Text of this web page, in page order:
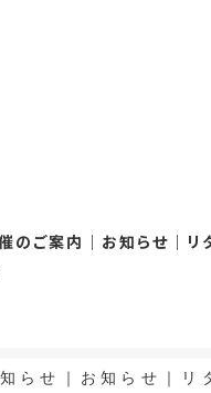
のご案内｜お知らせ｜リ